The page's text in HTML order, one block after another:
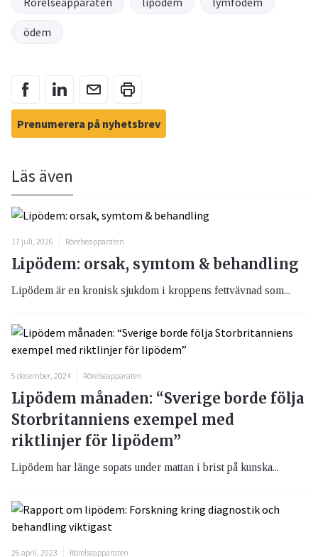
ödem
Prenumerera på nyhetsbrev
Läs även
17 juli, 2026 Rörelseapparaten
Lipödem: orsak, symtom & behandling
Lipödem är en kronisk sjukdom i kroppens fettvävnad som...
5 december, 2024 Rörelseapparaten
Lipödem månaden: “Sverige borde följa
Storbritanniens exempel med
riktlinjer för lipödem”
Lipödem har länge sopats under mattan i brist på kunska...
26 april, 2023 Rörelseapparaten